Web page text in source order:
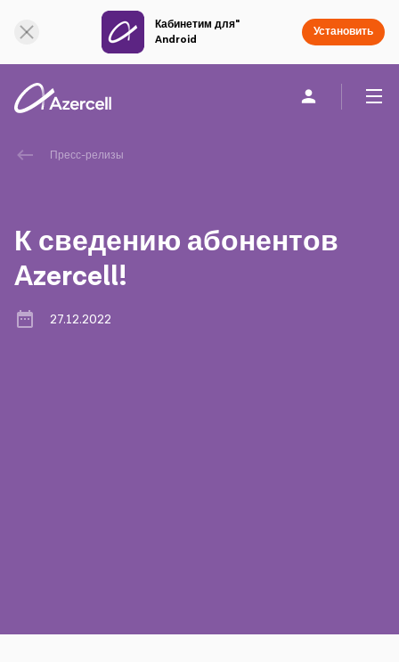
Кабинетим для"
Android
Установить
Частным клиентам
Социальная Ответственность
Пресс-релизы
К сведению абонентов
Azercell!
27.12.2022
Онлайн поддержка